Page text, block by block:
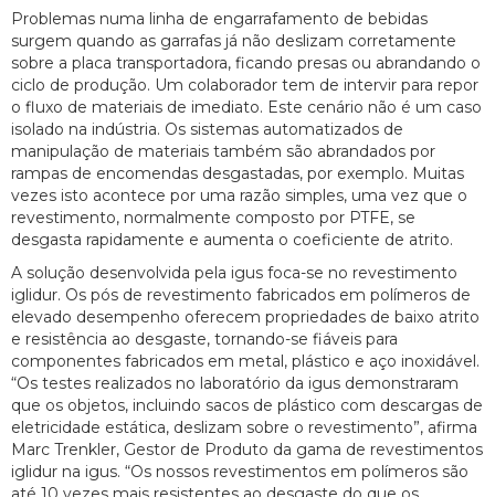
Problemas numa linha de engarrafamento de bebidas
surgem quando as garrafas já não deslizam corretamente
sobre a placa transportadora, ficando presas ou abrandando o
ciclo de produção. Um colaborador tem de intervir para repor
o fluxo de materiais de imediato. Este cenário não é um caso
isolado na indústria. Os sistemas automatizados de
manipulação de materiais também são abrandados por
rampas de encomendas desgastadas, por exemplo. Muitas
vezes isto acontece por uma razão simples, uma vez que o
revestimento, normalmente composto por PTFE, se
desgasta rapidamente e aumenta o coeficiente de atrito.
A solução desenvolvida pela igus foca-se no revestimento
iglidur. Os pós de revestimento fabricados em polímeros de
elevado desempenho oferecem propriedades de baixo atrito
e resistência ao desgaste, tornando-se fiáveis para
componentes fabricados em metal, plástico e aço inoxidável.
“Os testes realizados no laboratório da igus demonstraram
que os objetos, incluindo sacos de plástico com descargas de
eletricidade estática, deslizam sobre o revestimento”, afirma
Marc Trenkler, Gestor de Produto da gama de revestimentos
iglidur na igus. “Os nossos revestimentos em polímeros são